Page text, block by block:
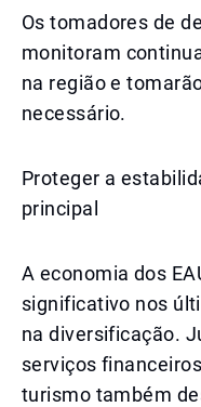
Os tomadores de
monitoram
na região e
necessário.
Proteger a
principal
A economia dos
significativo nos
na diversificação.
serviços
turismo também